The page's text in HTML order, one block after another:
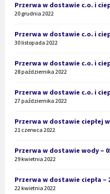
Przerwa w dostawie c.o. i
20 grudnia 2022
Przerwa w dostawie c.o. i
30 listopada 2022
Przerwa w dostawie c.o. i
28 października 2022
Przerwa w dostawie c.o. i
27 października 2022
Przerwa w dostawie ciepłej
21 czerwca 2022
Przerwa w dostawie wody –
29 kwietnia 2022
Przerwa w dostawie ciepła –
22 kwietnia 2022